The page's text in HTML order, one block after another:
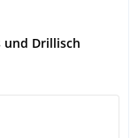
und Drillisch